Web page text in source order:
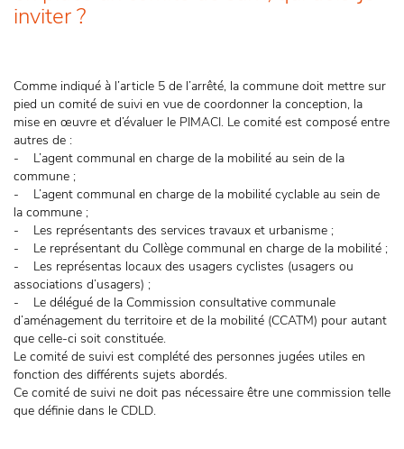
inviter ?
Comme indiqué à l’article 5 de l’arrêté, la commune doit mettre sur
pied un comité de suivi en vue de coordonner la conception, la
mise en œuvre et d’évaluer le PIMACI. Le comité est composé entre
autres de :
- L’agent communal en charge de la mobilité au sein de la
commune ;
- L’agent communal en charge de la mobilité cyclable au sein de
la commune ;
- Les représentants des services travaux et urbanisme ;
- Le représentant du Collège communal en charge de la mobilité ;
- Les représentas locaux des usagers cyclistes (usagers ou
associations d’usagers) ;
- Le délégué de la Commission consultative communale
d’aménagement du territoire et de la mobilité (CCATM) pour autant
que celle-ci soit constituée.
Le comité de suivi est complété des personnes jugées utiles en
fonction des différents sujets abordés.
Ce comité de suivi ne doit pas nécessaire être une commission telle
que définie dans le CDLD.